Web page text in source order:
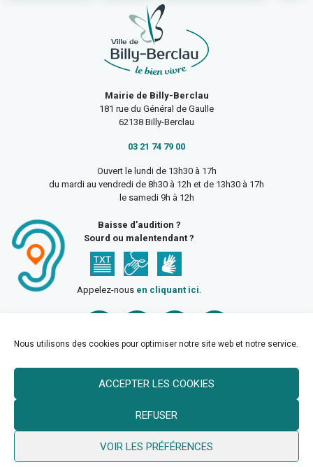
Nous utilisons des cookies pour optimiser notre site web et notre service.
ACCEPTER LES COOKIES
REFUSER
VOIR LES PRÉFÉRENCES
Mairie de Billy-Berclau
181 rue du Général de Gaulle
62138 Billy-Berclau
03 21 74 79 00
Ouvert le lundi de 13h30 à 17h
du mardi au vendredi de 8h30 à 12h et de 13h30 à 17h
le samedi 9h à 12h
Baisse d’audition ?
Sourd ou malentendant ?
Appelez-nous en cliquant ici.
© 2026 Ville de Billy Berclau —neoweb.fr